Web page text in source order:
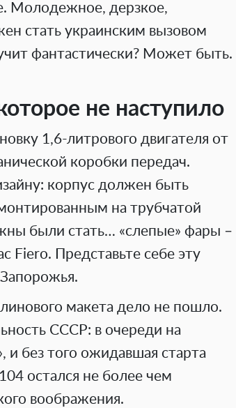
Молодежное, дерзкое,
стать украинским вызовом
фантастически? Может быть.
не наступило
1,6-литрового двигателя от
коробки передач.
корпус должен быть
на трубчатой
были стать… «слепые» фары –
Fiero. Представьте себе эту
макета дело не пошло.
СССР: в очереди на
и без того ожидавшая старта
остался не более чем
воображения.